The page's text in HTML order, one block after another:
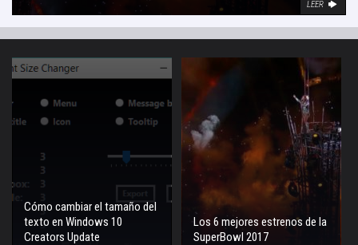
LEER
Cómo cambiar el tamaño del
texto en Windows 10
Creators Update
Los 6 mejores estrenos de la
SuperBowl 2017